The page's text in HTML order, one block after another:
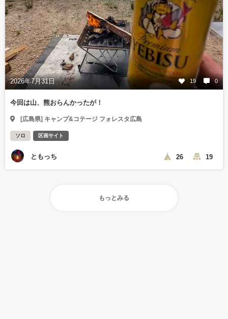
2026年7月31日 19 0
今回は山、熊おらんかったが！
[広島県] キャンプ&コテージ フォレスタ広島
ソロ 区画サイト
ともっち 26 19
もっとみる